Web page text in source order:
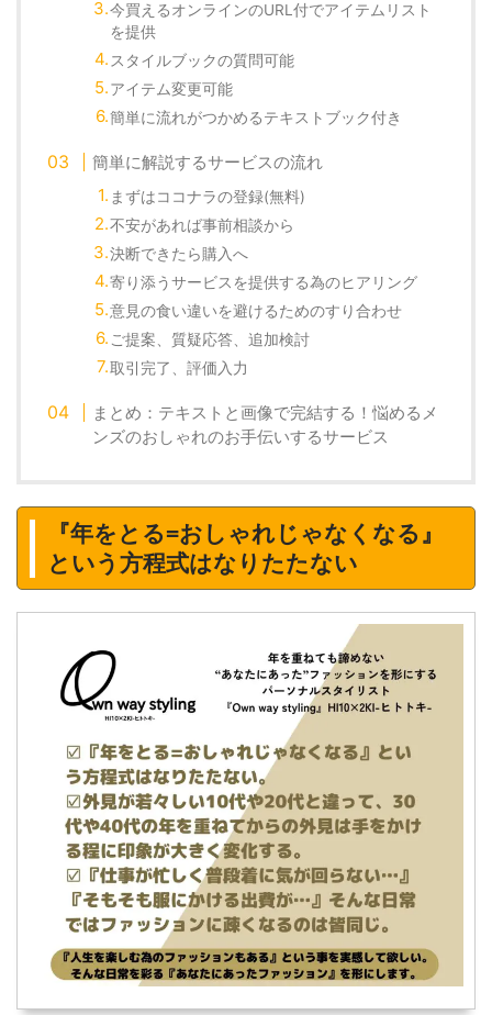
今買えるオンラインのURL付でアイテムリスト
を提供
スタイルブックの質問可能
アイテム変更可能
簡単に流れがつかめるテキストブック付き
簡単に解説するサービスの流れ
まずはココナラの登録(無料)
不安があれば事前相談から
決断できたら購入へ
寄り添うサービスを提供する為のヒアリング
意見の食い違いを避けるためのすり合わせ
ご提案、質疑応答、追加検討
取引完了、評価入力
まとめ：テキストと画像で完結する！悩めるメ
ンズのおしゃれのお手伝いするサービス
『年をとる=おしゃれじゃなくなる』
という方程式はなりたたない